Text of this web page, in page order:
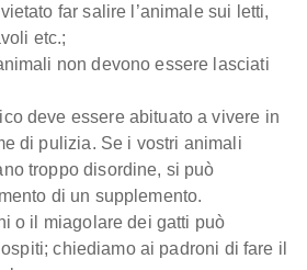
far salire l’animale sui letti,
etc.;
non devono essere lasciati
deve essere abituato a vivere in
di pulizia. Se i vostri animali
troppo disordine, si può
di un supplemento.
o il miagolare dei gatti può
chiediamo ai padroni di fare il